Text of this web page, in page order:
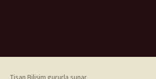
Tisan Bilişim gururla sunar